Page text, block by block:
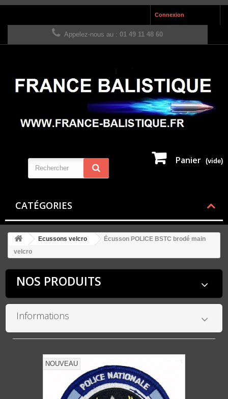
Connexion
Appelez-nous au : 01 49 11 48 60
Panier (vide)
CATÉGORIES
Ecussons velcro
Écusson POLICE BSTC brodé main
velcro
NOS PRODUITS
Informations
NOUVEAU